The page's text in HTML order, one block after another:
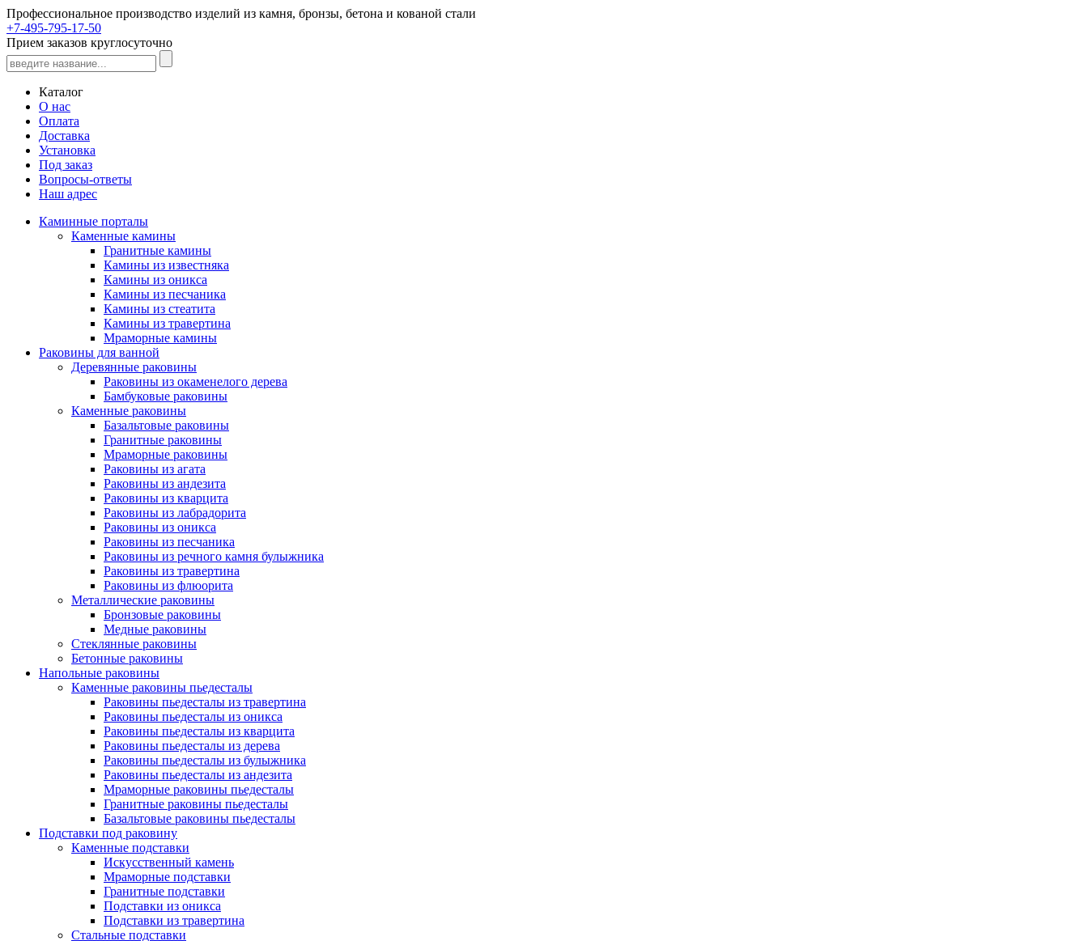
Профессиональное производство изделий из камня, бронзы, бетона и кованой стали
+7-495-795-17-50
Прием заказов круглосуточно
Каталог
О нас
Оплата
Доставка
Установка
Под заказ
Вопросы-ответы
Наш адрес
Каминные порталы
Каменные камины
Гранитные камины
Камины из известняка
Камины из оникса
Камины из песчаника
Камины из стеатита
Камины из травертина
Мраморные камины
Раковины для ванной
Деревянные раковины
Раковины из окаменелого дерева
Бамбуковые раковины
Каменные раковины
Базальтовые раковины
Гранитные раковины
Мраморные раковины
Раковины из агата
Раковины из андезита
Раковины из кварцита
Раковины из лабрадорита
Раковины из оникса
Раковины из песчаника
Раковины из речного камня булыжника
Раковины из травертина
Раковины из флюорита
Металлические раковины
Бронзовые раковины
Медные раковины
Стеклянные раковины
Бетонные раковины
Напольные раковины
Каменные раковины пьедесталы
Раковины пьедесталы из травертина
Раковины пьедесталы из оникса
Раковины пьедесталы из кварцита
Раковины пьедесталы из дерева
Раковины пьедесталы из булыжника
Раковины пьедесталы из андезита
Мраморные раковины пьедесталы
Гранитные раковины пьедесталы
Базальтовые раковины пьедесталы
Подставки под раковину
Каменные подставки
Искусственный камень
Мраморные подставки
Гранитные подставки
Подставки из оникса
Подставки из травертина
Стальные подставки